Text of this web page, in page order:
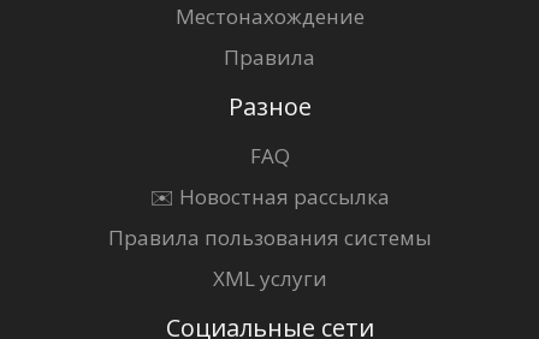
Местонахождение
Правила
Разное
FAQ
✉️ Новостная рассылка
Правила пользования системы
XML услуги
Социальные сети